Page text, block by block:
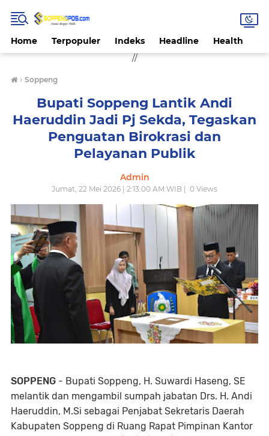
Home Terpopuler Indeks Headline Health
//
› Soppeng
Bupati Soppeng Lantik Andi
Haeruddin Jadi Pj Sekda, Tegaskan
Penguatan Birokrasi dan
Pelayanan Publik
Admin
Jumat, 22 Mei 2026 | 2:13:00 AM WIB | 0 Views
SOPPENG - Bupati Soppeng, H. Suwardi Haseng, SE
melantik dan mengambil sumpah jabatan Drs. H. Andi
Haeruddin, M.Si sebagai Penjabat Sekretaris Daerah
Kabupaten Soppeng di Ruang Rapat Pimpinan Kantor